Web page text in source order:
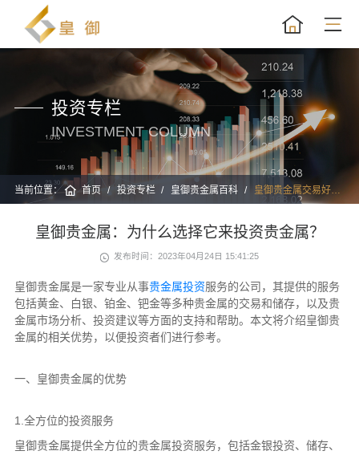
投资专栏
INVESTMENT COLUMN
当前位置： 首页 投资专栏 皇御贵金属百科 皇御贵金属交易好不好
皇御贵金属：为什么选择它来投资贵金属？
发布时间：2023年04月24日 15:41:25
皇御贵金属是一家专业从事贵金属投资服务的公司，其提供的服务
包括黄金、白银、铂金、钯金等多种贵金属的交易和储存，以及贵
金属市场分析、投资建议等方面的支持和帮助。本文将介绍皇御贵
金属的相关优势，以便投资者们进行参考。
一、皇御贵金属的优势
1.全方位的投资服务
皇御贵金属提供全方位的贵金属投资服务，包括金银投资、储存、